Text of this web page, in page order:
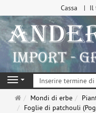
Cassa Il
Navigation
Pagina
principale
Mondi di erbe
Foglie di patchouli